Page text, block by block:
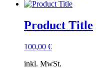
Product Title
100,00 €
inkl. MwSt.